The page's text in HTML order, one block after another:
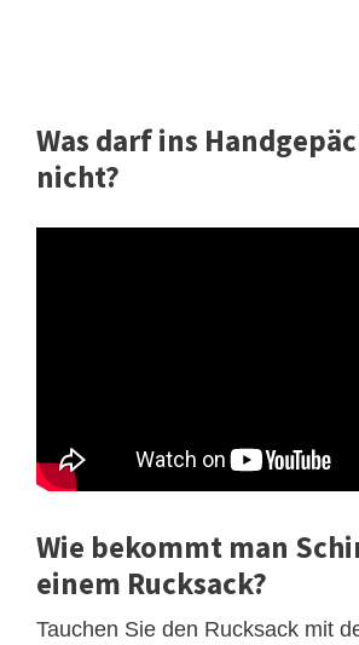
Was darf ins
nicht?
Wie bekommt man
einem Rucksack?
Tauchen Sie den Rucksack mit